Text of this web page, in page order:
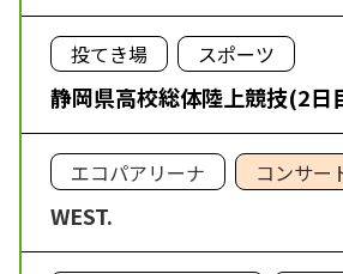
投てき場 スポーツ
静岡県高校総体陸上競技(2日
エコパアリーナ コンサー
WEST.